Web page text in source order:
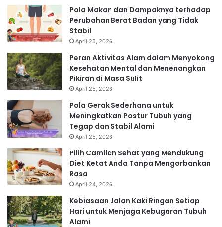
Pola Makan dan Dampaknya terhadap
Perubahan Berat Badan yang Tidak
Stabil
April 25, 2026
Peran Aktivitas Alam dalam Menyokong
Kesehatan Mental dan Menenangkan
Pikiran di Masa Sulit
April 25, 2026
Pola Gerak Sederhana untuk
Meningkatkan Postur Tubuh yang
Tegap dan Stabil Alami
April 25, 2026
Pilih Camilan Sehat yang Mendukung
Diet Ketat Anda Tanpa Mengorbankan
Rasa
April 24, 2026
Kebiasaan Jalan Kaki Ringan Setiap
Hari untuk Menjaga Kebugaran Tubuh
Alami